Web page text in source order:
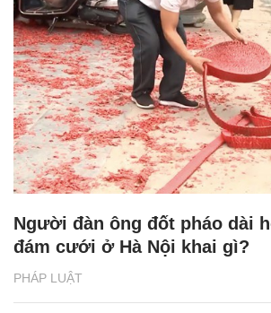
PHÁP LUẬT
Người đàn ông đốt pháo dài
đám cưới ở Hà Nội khai gì?